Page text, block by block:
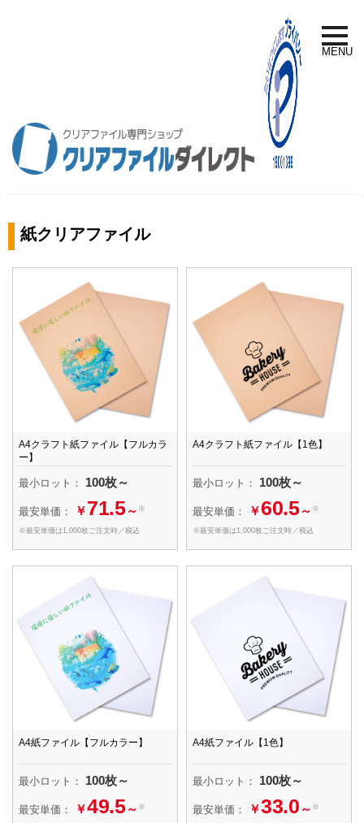
toggle
MENU
紙クリアファイル
A4クラフト紙ファイル【フルカラ
ー】
最小ロット： 100枚～
最安単価： ￥71.5～ ※
※最安単価は1,000枚ご注文時／税込
A4クラフト紙ファイル【1色】
最小ロット： 100枚～
最安単価： ￥60.5～ ※
※最安単価は1,000枚ご注文時／税込
A4紙ファイル【フルカラー】
最小ロット： 100枚～
最安単価： ￥49.5～ ※
A4紙ファイル【1色】
最小ロット： 100枚～
最安単価： ￥33.0 ～ ※